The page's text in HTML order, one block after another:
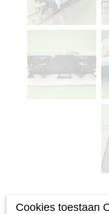
Märklin 48313
Cookies toestaan